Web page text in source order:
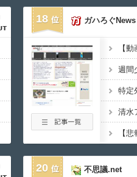
18 ガハろぐNews
【
【
20 不思議.net